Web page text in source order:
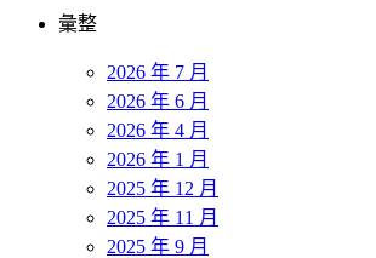
彙整
2026 年 7 月
2026 年 6 月
2026 年 4 月
2026 年 1 月
2025 年 12 月
2025 年 11 月
2025 年 9 月